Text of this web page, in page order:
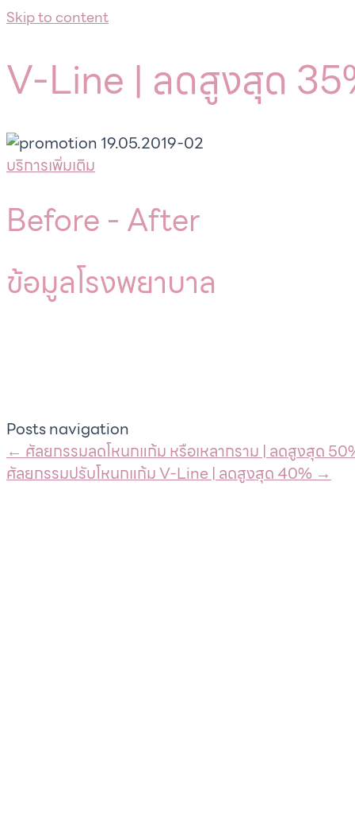
Skip to content
V-Line | ลดสูงสุด
บริการเพิ่มเติม
Before - After
ข้อมูลโรงพยาบาล
Posts navigation
← ศัลยกรรมลดโหนกแก้ม หรือเหลากราม | ลดสูงสุด
ศัลยกรรมปรับโหนกแก้ม V-Line | ลดสูงสุด 40% →